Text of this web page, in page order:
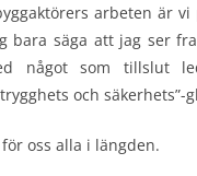
arbeten är
bara säga att jag ser
något som tillslut
och säkerhets”-
oss alla i längden.